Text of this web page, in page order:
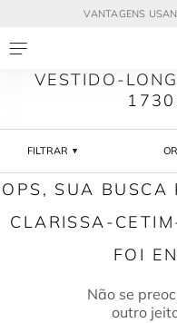
VANTAGENS
VESTIDO-
FILTRAR
CLARISSA-